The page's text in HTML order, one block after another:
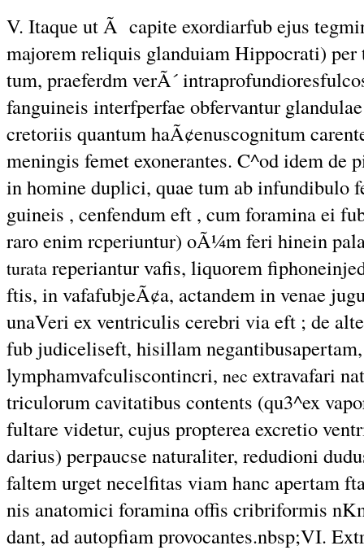
V. Itaque ut Ã capite exordiarfub ejus
majorem reliquis glanduiam Hippocrati)
tum, praeferdm verÃ´
fanguineis interfperfae obfervantur
cretoriis quantum haÃ¢enuscognitum
meningis femet exonerantes. C^od idem
in homine duplici, quae tum ab infundibulo
guineis , cenfendum eft , cum foramina ei
raro enim rcperiuntur) oÃ¼m feri hinein
turata reperiantur vafis, liquorem
ftis, in vafafubjeÃ¢a, actandem in venae
unaVeri ex ventriculis cerebri via eft ; de
fub judiceliseft, hisillam
lymphamvafculiscontincri, nec extravafari
triculorum cavitatibus contents (qu3^ex
fultare videtur, cujus propterea excretio
darius) perpaucse naturaliter, redudioni
faltem urget necelfitas viam hanc apertam
nis anatomici foramina offis cribriformis
dant, ad autopfiam provocantes.nbsp;VI.